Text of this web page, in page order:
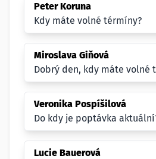
Peter Koruna
Kdy máte volné térmíny?
Miroslava Giňová
Dobrý den, kdy máte volné
Veronika Pospíšilová
Do kdy je poptávka
Lucie Bauerová